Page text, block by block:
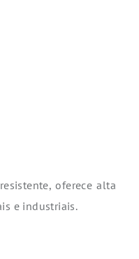
oferece alta
e industriais.